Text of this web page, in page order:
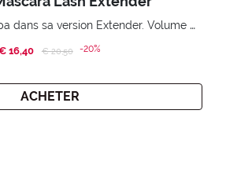
Le mascara de Pupa dans sa version Extender. Volume extension 3D. Des cils amplifiés et liftés à l’infini.
16,40 Price reduced from
€ 20,50to-20%
ACHETER